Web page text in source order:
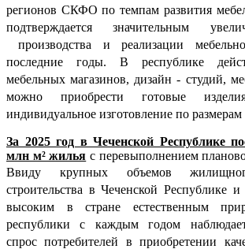
регионов СКФО по темпам развития
подтверждаетсязначительным
производства и реализации
последние годы. В республике
мебельных магазинов, дизайн - студий,
можно приобрести готовые
индивидуальное изготовление по размерам
За 2025 год в Чеченской Республике
млн м² жилья с перевыполнением
Ввиду крупных объемов
строительства в Чеченской Республике и
высоким в стране естественным
республики с каждым годом
спрос потребителей в приобретении